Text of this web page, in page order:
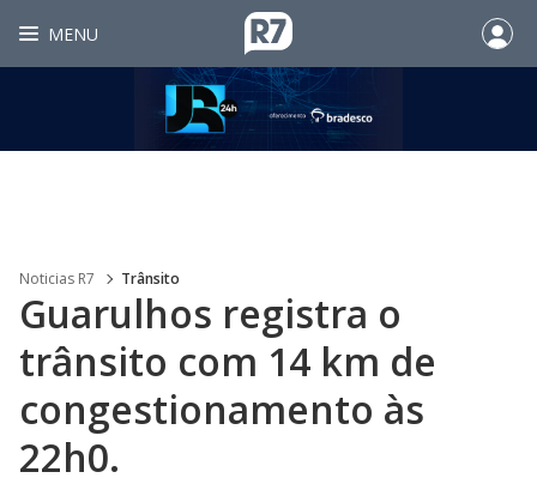
MENU
Noticias R7 Trânsito
Guarulhos registra o
trânsito com 14 km de
congestionamento às
22h0.